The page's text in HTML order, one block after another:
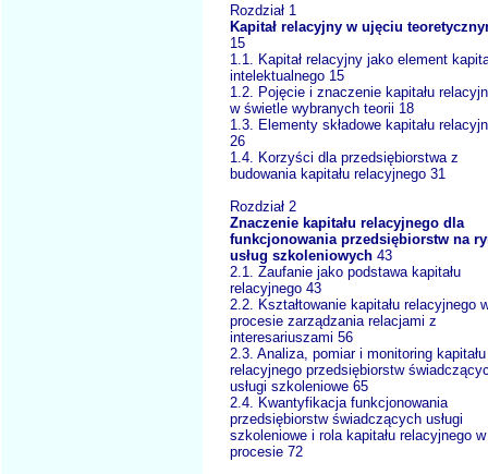
Rozdział 1
Kapitał relacyjny w ujęciu
15
1.1. Kapitał relacyjny jako element
intelektualnego 15
1.2. Pojęcie i znaczenie kapitału
w świetle wybranych teorii 18
1.3. Elementy składowe kapitału
26
1.4. Korzyści dla przedsiębiorstwa z
budowania kapitału relacyjnego 31
Rozdział 2
Znaczenie kapitału relacyjnego dla
funkcjonowania przedsiębiorstw na
usług szkoleniowych 43
2.1. Zaufanie jako podstawa kapitału
relacyjnego 43
2.2. Kształtowanie kapitału relacyjnego
procesie zarządzania relacjami z
interesariuszami 56
2.3. Analiza, pomiar i monitoring kapitału
relacyjnego przedsiębiorstw
usługi szkoleniowe 65
2.4. Kwantyfikacja funkcjonowania
przedsiębiorstw świadczących usługi
szkoleniowe i rola kapitału relacyjnego
procesie 72